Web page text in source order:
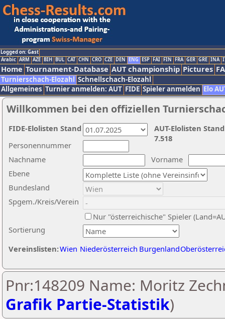
Logged on: Gast
Arabic ARM AZE BIH BUL CAT CHN CRO CZE DEN ENG ESP FAI FIN FRA GER GRE INA
Home Tournament-Database AUT championship Pictures
Turnierschach-Elozahl Schnellschach-Elozahl
Allgemeines Turnier anmelden: AUT FIDE Spieler anmelden Elo
Willkommen bei den offiziellen
Nachname
Vorname
Ebene
Sortierung
Personennummer
Bundesland
Spgem./Kreis/Verein
Nur "österreichische" Spieler
Vereinslisten:Wien Niederösterreich Burgenland
AUT-Elolisten
7.518
FIDE-Elolisten Stand
Pnr:148209 Name: Moritz
Grafik Partie-Statistik)